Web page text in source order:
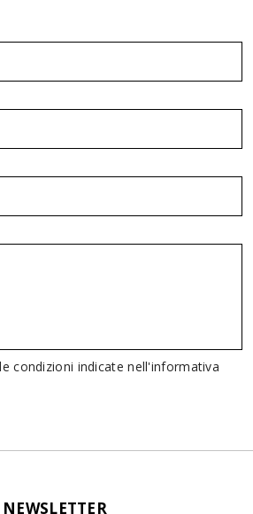
condizioni indicate nell'informativa
NEWSLETTER